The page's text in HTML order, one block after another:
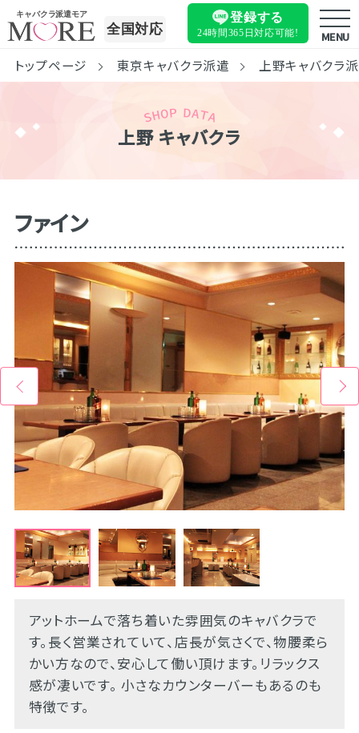
キャバクラ派遣モア
全国対応
登録する
24時間365日対応可能! MENU
トップページ 東京キャバクラ派遣 上野キャバクラ
上野 キャバクラ
ファイン
アットホームで落ち着いた雰囲気のキャバクラで
す。長く営業されていて、店長が気さくで、物腰柔ら
かい方なので、安心して働い頂けます。リラックス
感が凄いです。 小さなカウンターバーもあるのも
特徴です。